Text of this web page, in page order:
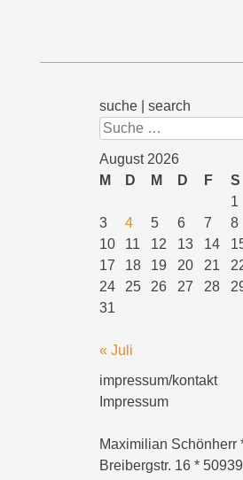
suche | search
Suchen
August 2026
M
D M D F S
1
3
4 5 6 7 8
10
11 12 13 14
17
18 19 20 21
24
25 26 27 28
31
« Juli
impressum/kontakt
Impressum
Maximilian Schönherr
Breibergstr. 16 *